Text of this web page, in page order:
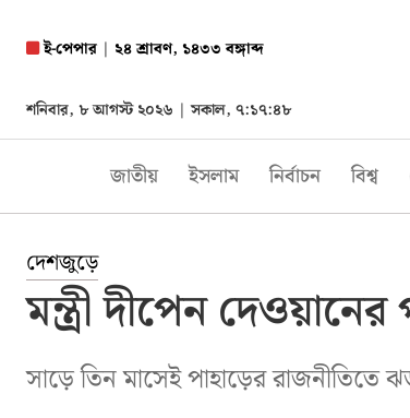
ই-পেপার| ২৪ শ্রাবণ, ১৪৩৩ বঙ্গাব্দ
শনিবার, ৮ আগস্ট ২০২৬ |সকাল, ৭:১৭:৪৯
জাতীয় ইসলাম নির্বাচন বিশ্ব
দেশজুড়ে
মন্ত্রী দীপেন
সাড়ে তিন মাসেই পাহাড়ের রাজনীতিতে